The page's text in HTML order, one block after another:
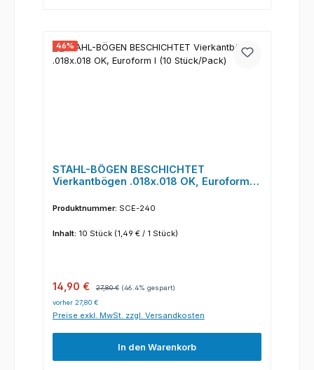
46%
STAHL-BÖGEN BESCHICHTET
Vierkantbögen .018x.018 OK, Euroform I
Produktnummer: SCE-240
Inhalt: 10 Stück (1,49 € / 1 Stück)
Verkaufspreis:
14,90 € 27,80 € (46.4% gespart)
vorher 27,80 €
Preise exkl. MwSt. zzgl. Versandkosten
In den Warenkorb